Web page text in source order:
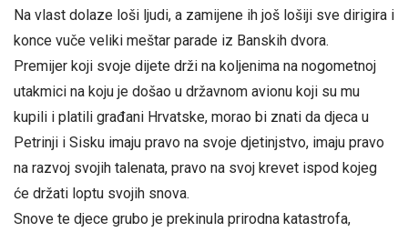
Na vlast dolaze loši ljudi, a zamijene ih još lošiji sve dirigira i
konce vuče veliki meštar parade iz Banskih dvora.
Premijer koji svoje dijete drži na koljenima na nogometnoj
utakmici na koju je došao u državnom avionu koji su mu
kupili i platili građani Hrvatske, morao bi znati da djeca u
Petrinji i Sisku imaju pravo na svoje djetinjstvo, imaju pravo
na razvoj svojih talenata, pravo na svoj krevet ispod kojeg
će držati loptu svojih snova.
Snove te djece grubo je prekinula prirodna katastrofa,